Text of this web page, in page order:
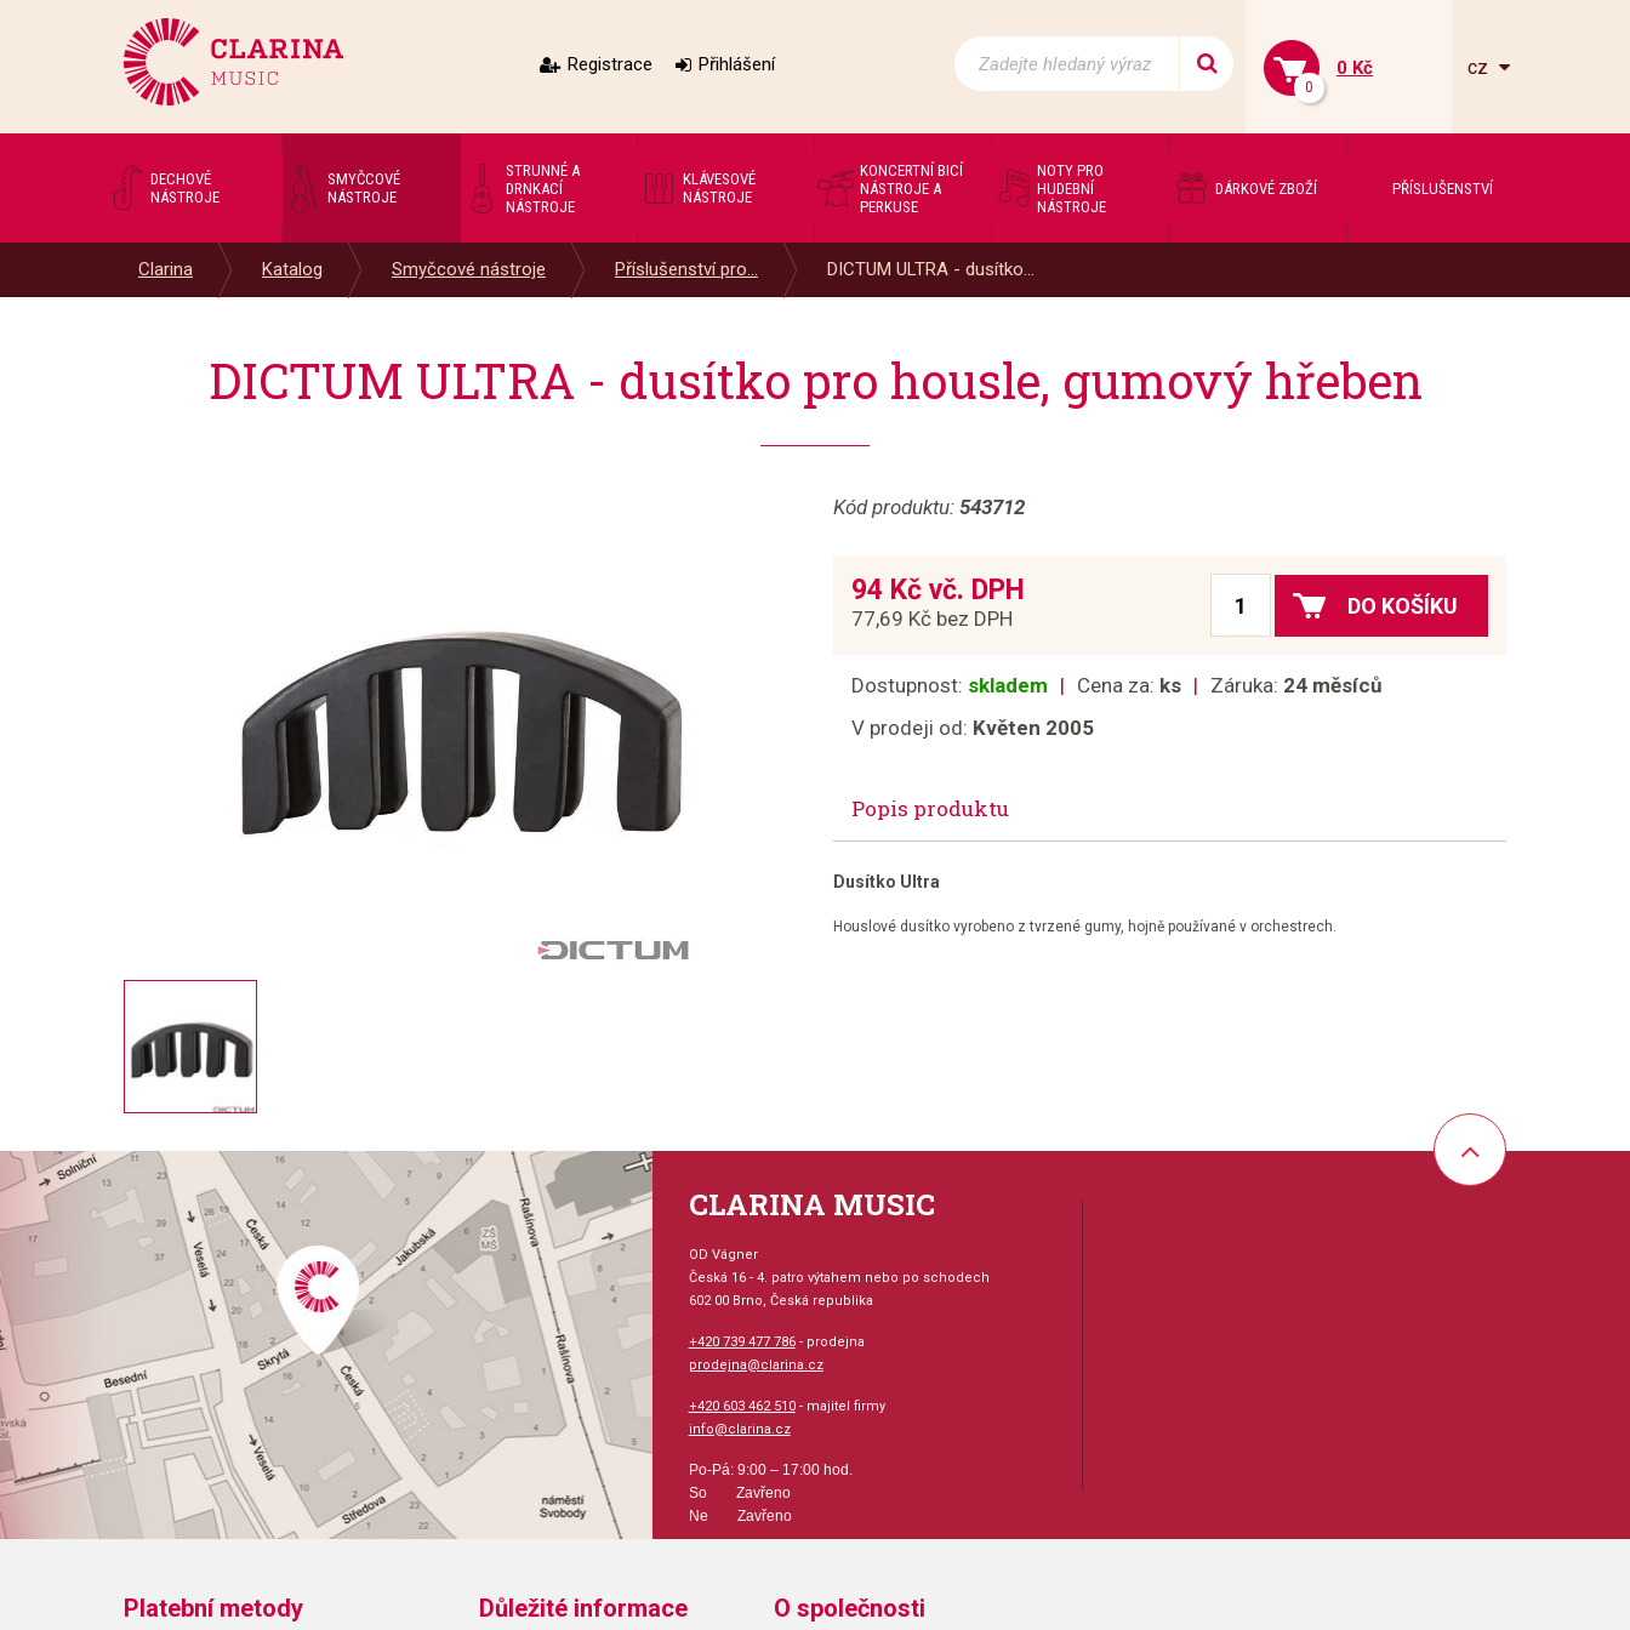
Registrace Přihlášení
0
0 Kč cz
DECHOVÉ
NÁSTROJE
SMYČCOVÉ
NÁSTROJE
STRUNNÉ A
DRNKACÍ
NÁSTROJE
KLÁVESOVÉ
NÁSTROJE
KONCERTNÍ BICÍ
NÁSTROJE A
PERKUSE
NOTY PRO
HUDEBNÍ
NÁSTROJE
DÁRKOVÉ ZBOŽÍ PŘÍSLUŠENSTVÍ
Clarina Katalog Smyčcové nástroje Příslušenství pro... DICTUM ULTRA - dusítko...
DICTUM ULTRA - dusítko pro housle, gumový hřeben
Kód produktu: 543712
94 Kč vč. DPH
77,69 Kč bez DPH
DO KOŠÍKU
Dostupnost: skladem Cena za: ks Záruka: 24 měsíců
V prodeji od: Květen 2005
Popis produktu
Dusítko Ultra
Houslové dusítko vyrobeno z tvrzené gumy, hojně používané v orchestrech.
CLARINA MUSIC
OD Vágner
Česká 16 - 4. patro výtahem nebo po schodech
602 00 Brno, Česká republika
+420 739 477 786- prodejna
prodejna@clarina.cz
+420 603 462 510- majitel firmy
info@clarina.cz
Po-Pá: 9:00 – 17:00 hod.
So Zavřeno
Ne Zavřeno
Platební metody Důležité informace O společnosti